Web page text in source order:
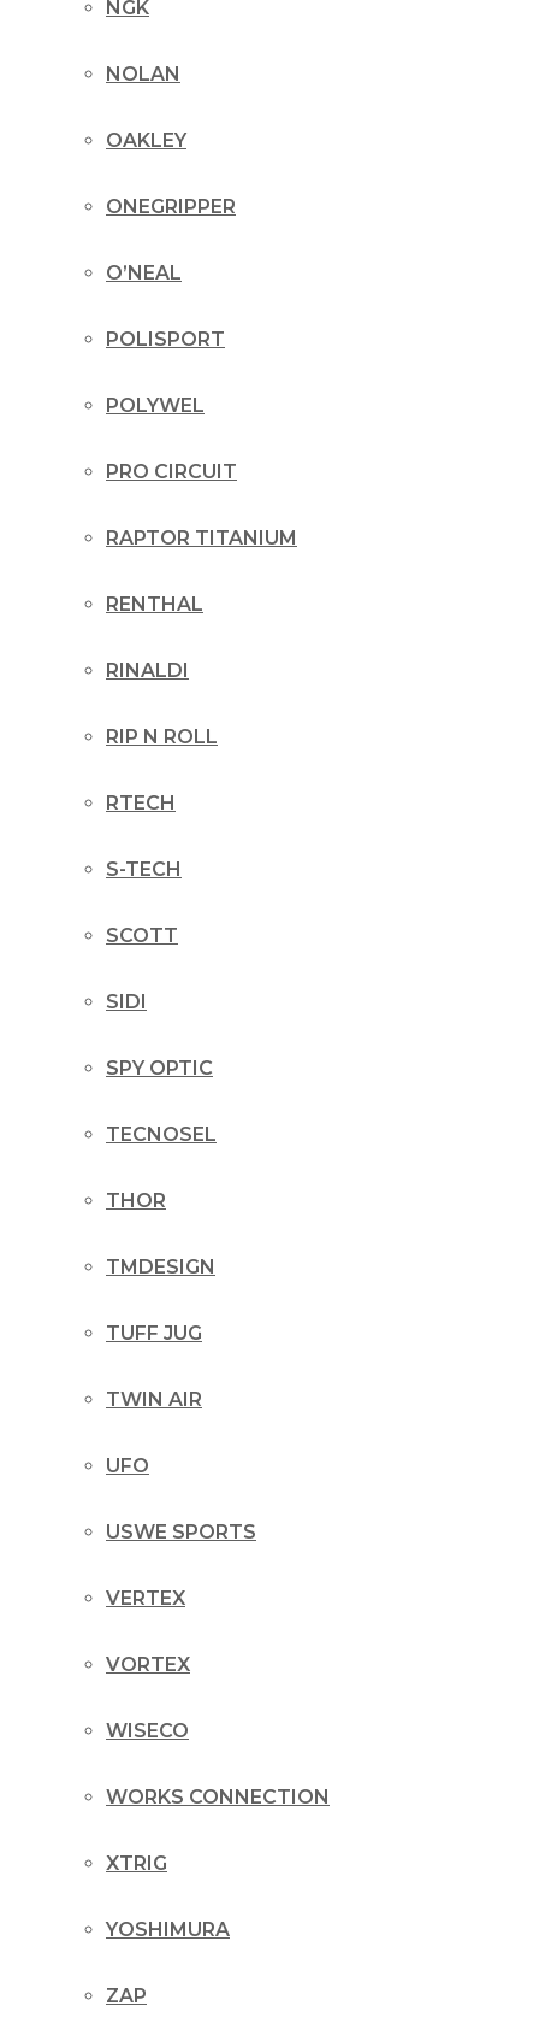
NGK
NOLAN
OAKLEY
ONEGRIPPER
O’NEAL
POLISPORT
POLYWEL
PRO CIRCUIT
RAPTOR TITANIUM
RENTHAL
RINALDI
RIP N ROLL
RTECH
S-TECH
SCOTT
SIDI
SPY OPTIC
TECNOSEL
THOR
TMDESIGN
TUFF JUG
TWIN AIR
UFO
USWE SPORTS
VERTEX
VORTEX
WISECO
WORKS CONNECTION
XTRIG
YOSHIMURA
ZAP